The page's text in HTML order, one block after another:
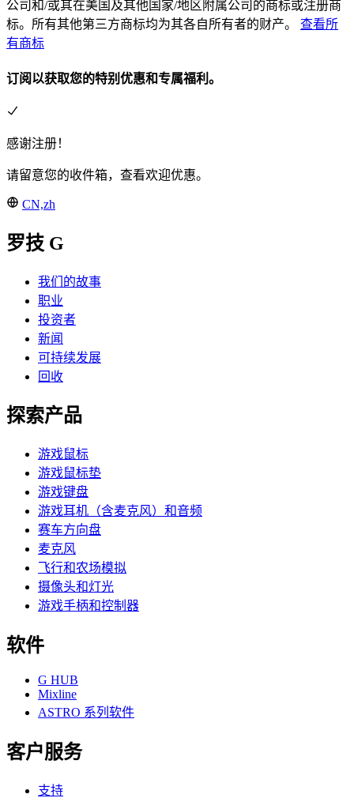
公司和/或其在美国及其他国家/地区附属公司的商标或注册商
标。所有其他第三方商标均为其各自所有者的财产。 查看所
有商标
订阅以获取您的特别优惠和专属福利。
感谢注册！
请留意您的收件箱，查看欢迎优惠。
CN,zh
罗技 G
我们的故事
职业
投资者
新闻
可持续发展
回收
探索产品
游戏鼠标
游戏鼠标垫
游戏键盘
游戏耳机（含麦克风）和音频
赛车方向盘
麦克风
飞行和农场模拟
摄像头和灯光
游戏手柄和控制器
软件
G HUB
Mixline
ASTRO 系列软件
客户服务
支持